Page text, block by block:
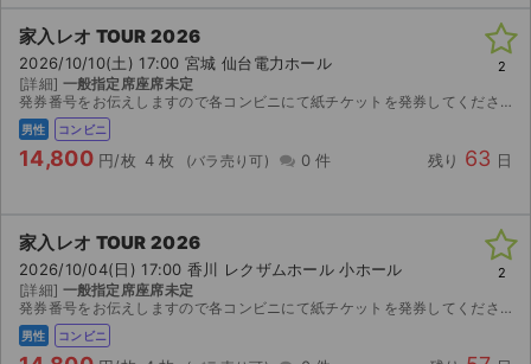
家入レオ TOUR 2026
2026/10/10(土) 17:00 宮城 仙台電力ホール
[詳細] 一般指定席座席未定
発券番号をお伝えしますので各コンビニにて紙チケットを発券してください。お座席は紙チケットを発券してみないと分かりませんのでご検討宜しくお願い致します。
男性 コンビニ
14,800 円/枚 4 枚 0 件 残り 63 日
2
家入レオ TOUR 2026
2026/10/04(日) 17:00 香川 レクザムホール 小ホール
[詳細] 一般指定席座席未定
発券番号をお伝えしますので各コンビニにて紙チケットを発券してください。お座席は紙チケットを発券してみないと分かりませんのでご検討宜しくお願い致します。
男性 コンビニ
2